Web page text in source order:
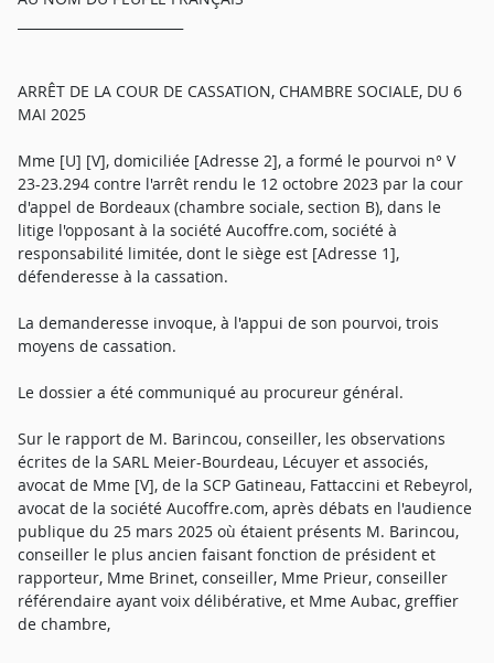
ARRÊT DE LA COUR DE CASSATION, CHAMBRE SOCIALE, DU 6
MAI 2025
Mme [U] [V], domiciliée [Adresse 2], a formé le pourvoi n° V
23-23.294 contre l'arrêt rendu le 12 octobre 2023 par la cour
d'appel de Bordeaux (chambre sociale, section B), dans le
litige l'opposant à la société Aucoffre.com, société à
responsabilité limitée, dont le siège est [Adresse 1],
défenderesse à la cassation.
La demanderesse invoque, à l'appui de son pourvoi, trois
moyens de cassation.
Le dossier a été communiqué au procureur général.
Sur le rapport de M. Barincou, conseiller, les observations
écrites de la SARL Meier-Bourdeau, Lécuyer et associés,
avocat de Mme [V], de la SCP Gatineau, Fattaccini et Rebeyrol,
avocat de la société Aucoffre.com, après débats en l'audience
publique du 25 mars 2025 où étaient présents M. Barincou,
conseiller le plus ancien faisant fonction de président et
rapporteur, Mme Brinet, conseiller, Mme Prieur, conseiller
référendaire ayant voix délibérative, et Mme Aubac, greffier
de chambre,